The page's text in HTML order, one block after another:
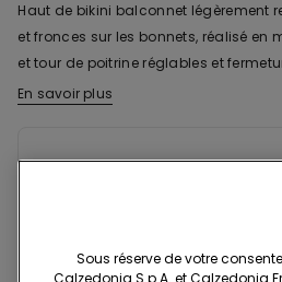
Haut de bikini balconnet légèrement
et fronces sur les bonnets, réalisé en
et tour de poitrine réglables et
Le tissu de ce modèle contient un filé
mises au rebut. Pour créer ce
les déchets post-consommation,
En savoir plus
Composition et lavage
Sous réserve de votre
Calzedonia S.p.A. et Calzedonia